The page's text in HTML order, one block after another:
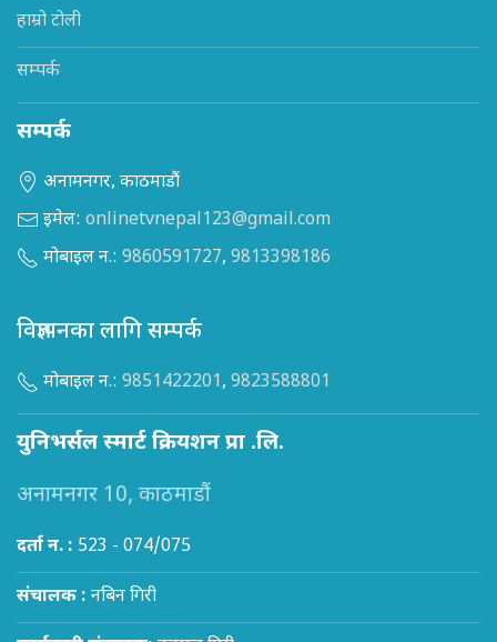
हाम्रो टोली
सम्पर्क
सम्पर्क
अनामनगर, काठमाडौं
इमेल: onlinetvnepal123@gmail.com
मोबाइल न.: 9860591727, 9813398186
विज्ञापनका लागि सम्पर्क
मोबाइल न.: 9851422201, 9823588801
युनिभर्सल स्मार्ट क्रियशन प्रा .लि.
अनामनगर 10, काठमाडौं
दर्ता न. : 523 - 074/075
संचालक : नबिन गिरी